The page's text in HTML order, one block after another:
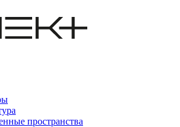
пространства